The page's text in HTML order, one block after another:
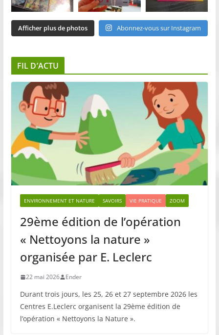
Afficher plus de photos Abonnez-vous sur Instagram
FIL D’ACTU
ENVIRONNEMENT ET NATURE SAVOIRS VIE PRATIQUE ZOOM
29ème édition de l’opération
« Nettoyons la nature »
organisée par E. Leclerc
22 mai 2026 Ender
Durant trois jours, les 25, 26 et 27 septembre 2026 les
Centres E.Leclerc organisent la 29ème édition de
l’opération « Nettoyons la Nature ».